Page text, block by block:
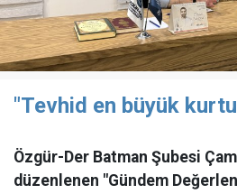
"Tevhid en büyük
Özgür-Der Batman Şubesi
düzenlenen "Gündem